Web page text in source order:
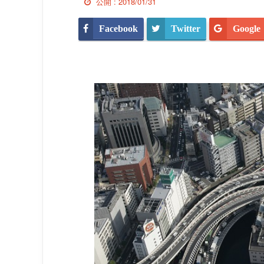
Facebook Twitter Google